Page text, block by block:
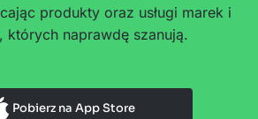
produkty oraz usługi marek i
których naprawdę szanują.
Pobierz na App Store